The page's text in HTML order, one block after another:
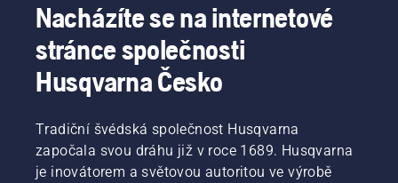
časté.
Nacházíte se na internetové
stránce společnosti
Husqvarna Česko
Tradiční švédská společnost Husqvarna
započala svou dráhu již v roce 1689. Husqvarna
je inovátorem a světovou autoritou ve výrobě